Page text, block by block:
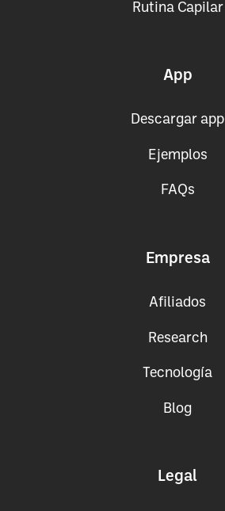
Rutina Capilar
App
Descargar app
Ejemplos
FAQs
Empresa
Afiliados
Research
Tecnología
Blog
Legal